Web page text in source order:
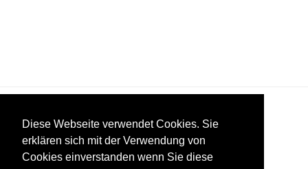
Diese Webseite verwendet Cookies. Sie
erklären sich mit der Verwendung von
Cookies einverstanden wenn Sie diese